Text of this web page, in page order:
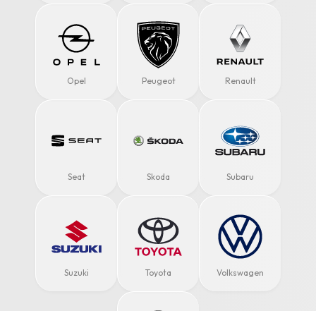
Opel Peugeot Renault
Seat Skoda Subaru
Suzuki Toyota Volkswagen